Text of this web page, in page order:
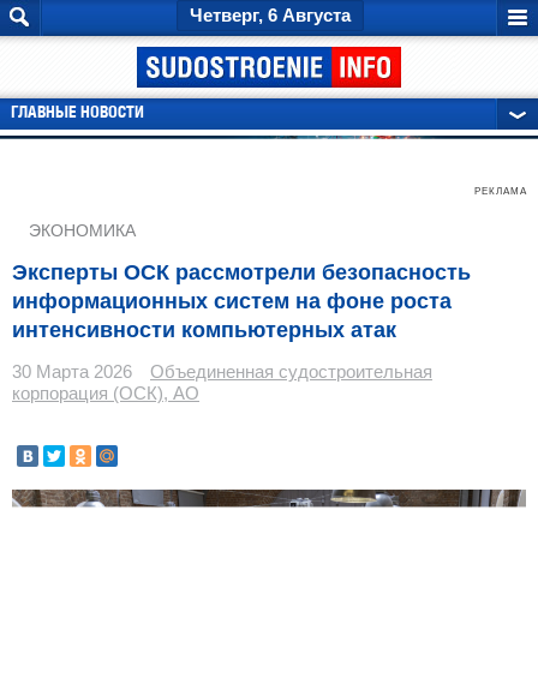
Четверг, 6 Августа
ГЛАВНЫЕ НОВОСТИ
РЕКЛАМА
ЭКОНОМИКА
Эксперты ОСК рассмотрели безопасность
информационных систем на фоне роста
интенсивности компьютерных атак
30 Марта 2026
Объединенная судостроительная
корпорация (ОСК), АО